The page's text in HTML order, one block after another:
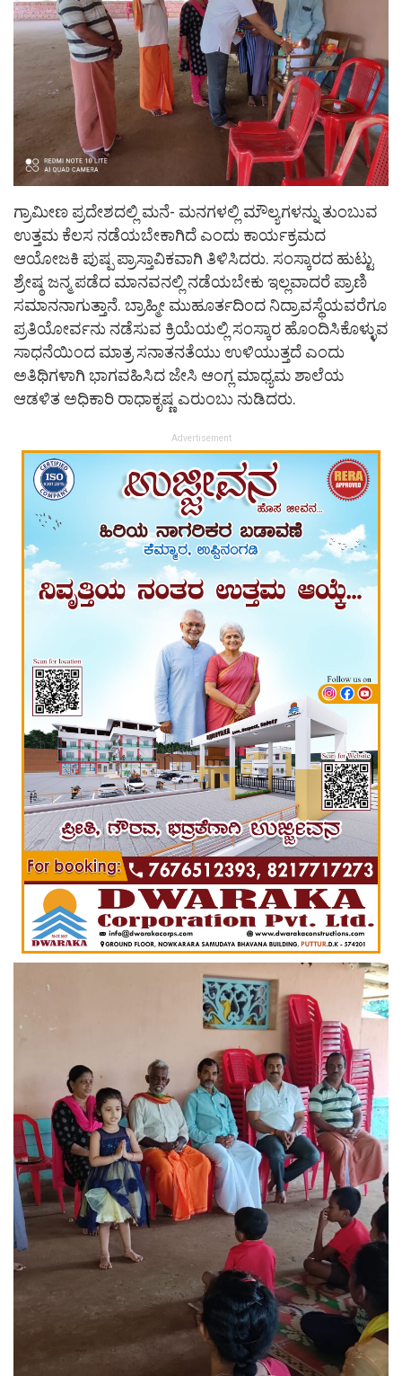
ಗ್ರಾಮೀಣ ಪ್ರದೇಶದಲ್ಲಿ ಮನೆ- ಮನಗಳಲ್ಲಿ ಮೌಲ್ಯಗಳನ್ನು ತುಂಬುವ
ಉತ್ತಮ ಕೆಲಸ ನಡೆಯಬೇಕಾಗಿದೆ ಎಂದು ಕಾರ್ಯಕ್ರಮದ
ಆಯೋಜಕಿ ಪುಷ್ಪ ಪ್ರಾಸ್ತಾವಿಕವಾಗಿ ತಿಳಿಸಿದರು. ಸಂಸ್ಕಾರದ ಹುಟ್ಟು
ಶ್ರೇಷ್ಠ ಜನ್ಮ ಪಡೆದ ಮಾನವನಲ್ಲಿ ನಡೆಯಬೇಕು ಇಲ್ಲವಾದರೆ ಪ್ರಾಣಿ
ಸಮಾನನಾಗುತ್ತಾನೆ. ಬ್ರಾಹ್ಮೀ ಮುಹೂರ್ತದಿಂದ ನಿದ್ರಾವಸ್ಥೆಯವರೆಗೂ
ಪ್ರತಿಯೋರ್ವನು ನಡೆಸುವ ಕ್ರಿಯೆಯಲ್ಲಿ ಸಂಸ್ಕಾರ ಹೊಂದಿಸಿಕೊಳ್ಳುವ
ಸಾಧನೆಯಿಂದ ಮಾತ್ರ ಸನಾತನತೆಯು ಉಳಿಯುತ್ತದೆ ಎಂದು
ಅತಿಥಿಗಳಾಗಿ ಭಾಗವಹಿಸಿದ ಜೇಸಿ ಆಂಗ್ಲ ಮಾಧ್ಯಮ ಶಾಲೆಯ
ಆಡಳಿತ ಅಧಿಕಾರಿ ರಾಧಾಕೃಷ್ಣ ಎರುಂಬು ನುಡಿದರು.
Advertisement